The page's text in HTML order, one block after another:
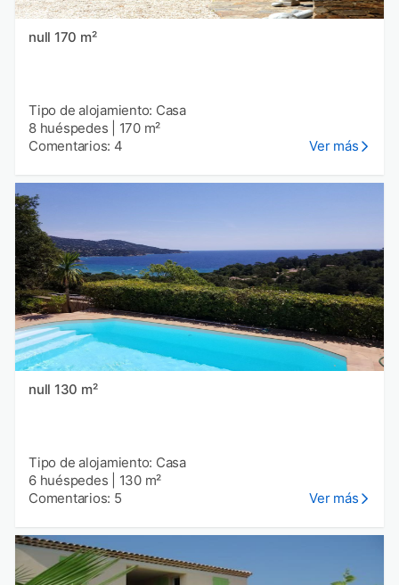
null 170 m²
Tipo de alojamiento: Casa
8 huéspedes
170 m²
Comentarios: 4
Ver más
null 130 m²
Tipo de alojamiento: Casa
6 huéspedes
130 m²
Comentarios: 5
Ver más